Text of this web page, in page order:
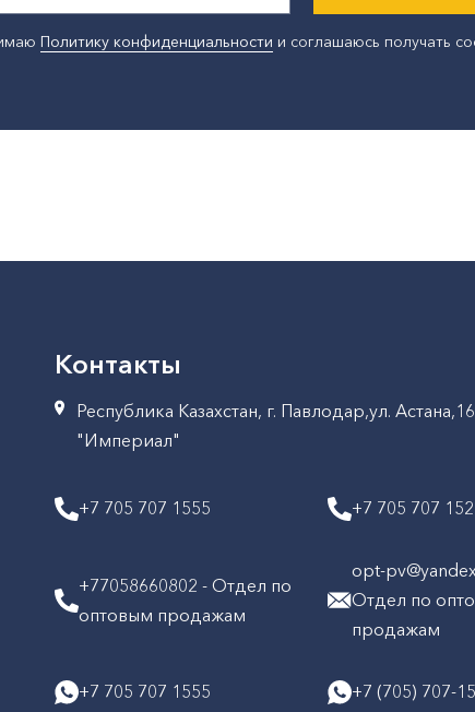
Политику конфиденциальности и соглашаюсь получать
Контакты
Республика Казахстан, г. Павлодар,ул.
"Империал"
+7 705 707 1555 +7 705 707
+77058660802 - Отдел по
оптовым продажам
opt-
Отдел по
продажам
+7 705 707 1555 +7 (705) 707-